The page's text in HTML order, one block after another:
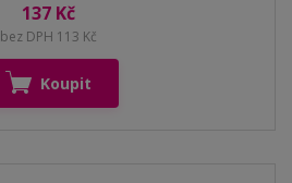
137 Kč
bez DPH 113 Kč
Koupit